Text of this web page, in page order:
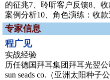
的征兆7、聆听客户反馈8、
案例分析10、角色演练：收
专家信息
程广见
实战经验
历任德国拜耳集团拜耳光翌公
sun seads co.（亚洲太阳种子